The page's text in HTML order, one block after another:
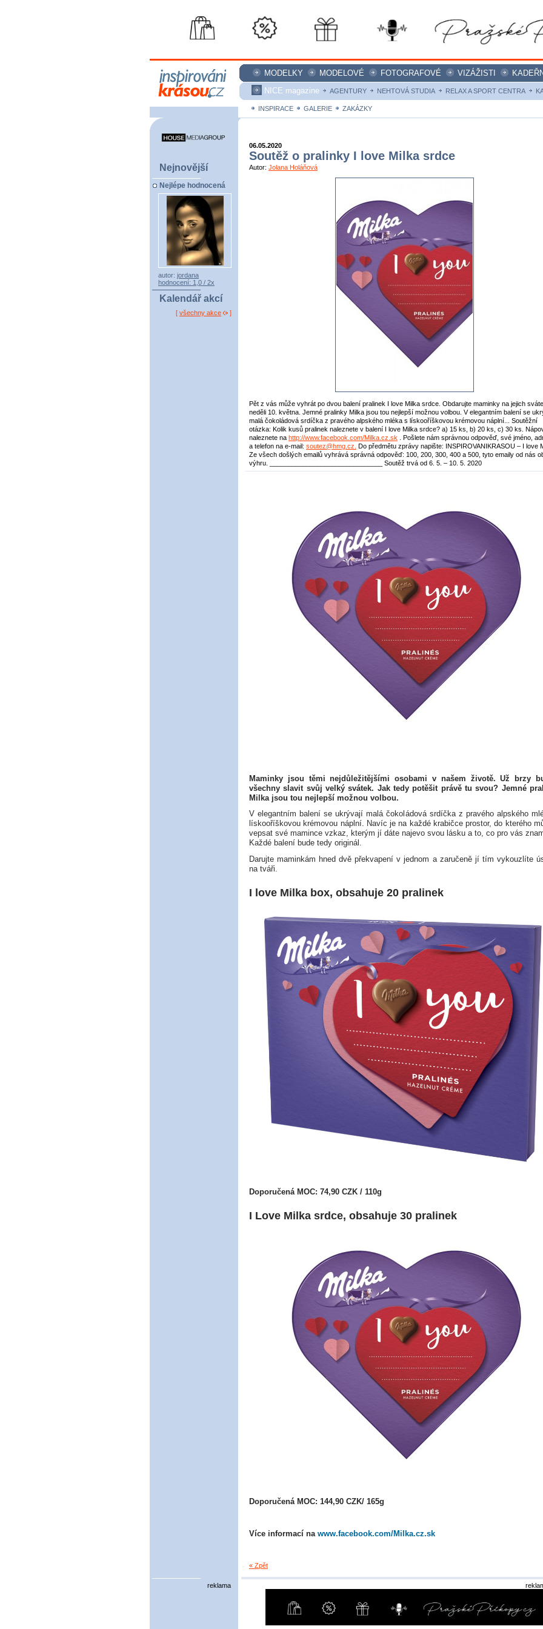
MODELKY MODELOVÉ FOTOGRAFOVÉ VIZÁŽISTI
NICE magazine
AGENTURY NEHTOVÁ STUDIA RELAX A SPORT CENTRA
INSPIRACE GALERIE ZAKÁZKY
Nejnovější
Nejlépe hodnocená
autor: jordana
hodnocení: 1,0 / 2x
Kalendář akcí
[ všechny akce ]
06.05.2020
Soutěž o pralinky I love Milka srdce
Autor: Jolana Holáňová
Pět z vás může vyhrát po dvou balení pralinek I love Milka srdce. Obdarujte maminky na jejich
neděli 10. května. Jemné pralinky Milka jsou tou nejlepší možnou volbou. V elegantním balení se
malá čokoládová srdíčka z pravého alpského mléka s lískooříškovou krémovou náplní... Soutěžní
otázka: Kolik kusů pralinek naleznete v balení I love Milka srdce? a) 15 ks, b) 20 ks, c) 30 ks.
naleznete na http://www.facebook.com/Milka.cz.sk . Pošlete nám správnou odpověď, své jméno,
a telefon na e-mail: soutez@hmg.cz. Do předmětu zprávy napište: INSPIROVANIKRASOU – I love
Ze všech došlých emailů vyhrává správná odpověď: 100, 200, 300, 400 a 500, tyto emaily od nás
výhru. _______________________________ Soutěž trvá od 6. 5. – 10. 5. 2020
Maminky jsou těmi nejdůležitějšími osobami v našem životě. Už brzy
všechny slavit svůj velký svátek. Jak tedy potěšit právě tu svou? Jemné
Milka jsou tou nejlepší možnou volbou.
V elegantním balení se ukrývají malá čokoládová srdíčka z pravého alpského
lískooříškovou krémovou náplní. Navíc je na každé krabičce prostor, do kterého
vepsat své mamince vzkaz, kterým jí dáte najevo svou lásku a to, co pro vás
Každé balení bude tedy originál.
Darujte maminkám hned dvě překvapení v jednom a zaručeně jí tím vykouzlíte
na tváři.
I love Milka box, obsahuje 20 pralinek
Doporučená MOC: 74,90 CZK / 110g
I Love Milka srdce, obsahuje 30 pralinek
Doporučená MOC: 144,90 CZK/ 165g
Více informací na www.facebook.com/Milka.cz.sk
« Zpět
reklama